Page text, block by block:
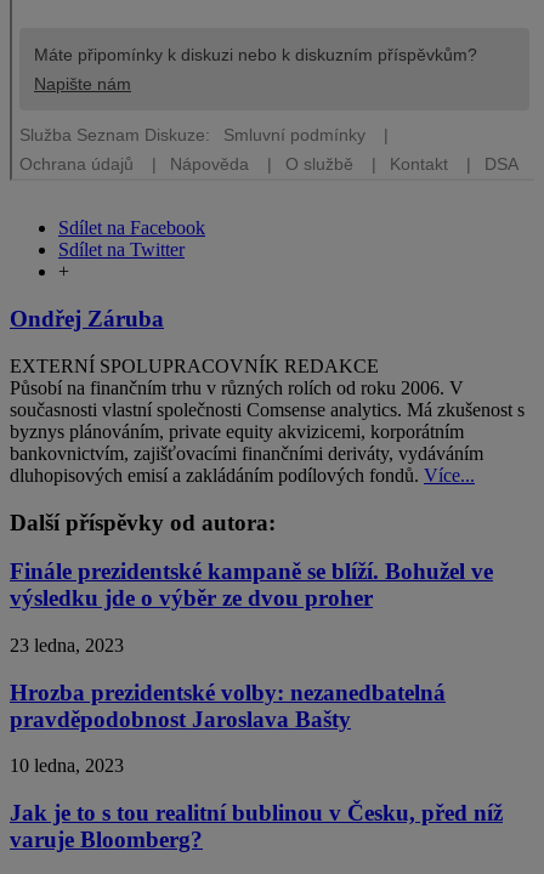
Sdílet na Facebook
Sdílet na Twitter
+
Ondřej Záruba
EXTERNÍ SPOLUPRACOVNÍK REDAKCE
Působí na finančním trhu v různých rolích od roku 2006. V
současnosti vlastní společnosti Comsense analytics. Má zkušenost s
byznys plánováním, private equity akvizicemi, korporátním
bankovnictvím, zajišťovacími finančními deriváty, vydáváním
dluhopisových emisí a zakládáním podílových fondů. Více...
Další příspěvky od autora:
Finále prezidentské kampaně se blíží. Bohužel ve
výsledku jde o výběr ze dvou proher
23 ledna, 2023
Hrozba prezidentské volby: nezanedbatelná
pravděpodobnost Jaroslava Bašty
10 ledna, 2023
Jak je to s tou realitní bublinou v Česku, před níž
varuje Bloomberg?